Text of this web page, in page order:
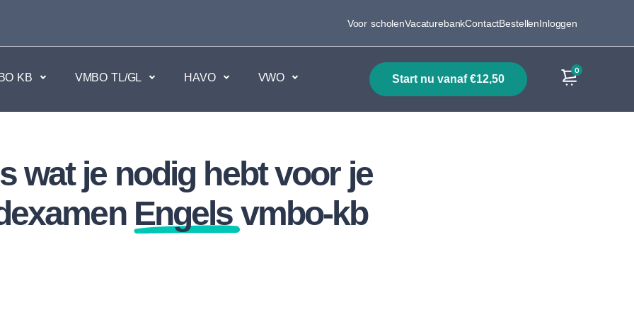
Voor scholenVacaturebankContactBestellenInloggen
KB VMBO TL/GL HAVO VWO start nu vanaf €12,50
0
Geen vakken.
wat je nodig hebt voor je
Engels vmbo-kb